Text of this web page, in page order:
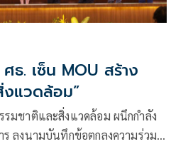
ธ. เซ็น MOU สร้าง
งแวดล้อม”
รมชาติและสิ่งแวดล้อม ผนึกกำลัง
ร ลงนามบันทึกข้อตกลงความร่วม